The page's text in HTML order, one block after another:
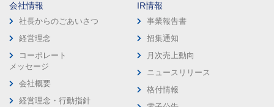
会社情報
社長からのごあいさつ
経営理念
コーポレート
メッセージ
会社概要
経営理念・行動指針
IR情報
事業報告書
招集通知
月次売上動向
ニュースリリース
格付情報